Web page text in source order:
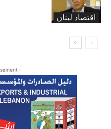
اقتصاد لبنان
ولكن
- Advertisement -